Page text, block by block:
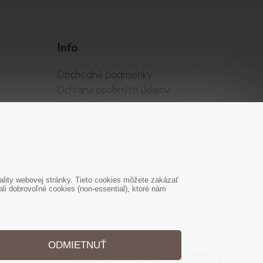
Info
Obchodné podmienky
Ochrana osobných údajov
Vátenie tovaru
Tvorba web stránokod
webovej stránky. Tieto cookies môžete zakázať
dobrovoľné cookies (non-essential), ktoré nám
ODMIETNUŤ